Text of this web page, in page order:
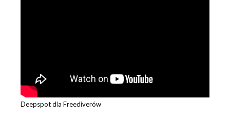
Deepspot dla Freediverów